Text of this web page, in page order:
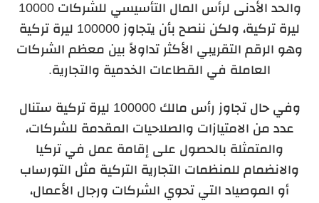
والحد الأدنى لرأس المال التأسيسي للشركات 10000
ليرة تركية، ولكن ننصح بأن يتجاوز 100000 ليرة تركية
وهو الرقم التقريبي الأكثر تداولاً بين معظم الشركات
العاملة في القطاعات الخدمية والتجارية.
وفي حال تجاوز رأس مالك 100000 ليرة تركية ستنال
عدد من الامتيازات والصلاحيات المقدمة للشركات،
والمتمثلة بالحصول على إقامة عمل في تركيا
والانضمام للمنظمات التجارية التركية مثل التورساب
أو الموصياد التي تحوي الشركات ورجال الأعمال،